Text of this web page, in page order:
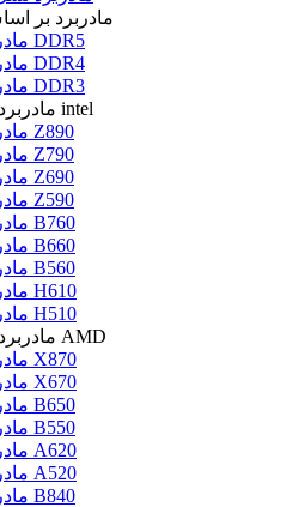
مادربرد بر
مادربرد DDR5
مادربرد DDR4
مادربرد DDR3
مادربرد بر اساس intel
مادربرد Z890
مادربرد Z790
مادربرد Z690
مادربرد Z590
مادربرد B760
مادربرد B660
مادربرد B560
مادربرد H610
مادربرد H510
مادربرد بر اساس AMD
مادربرد X870
مادربرد X670
مادربرد B650
مادربرد B550
مادربرد A620
مادربرد A520
مادربرد B840